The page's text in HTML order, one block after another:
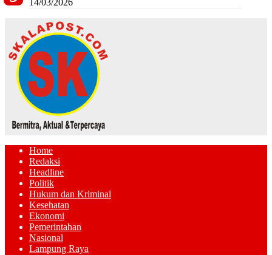
14/03/2026
Home
Redaksi
Headline
Politik
Hukum dan Kriminal
Kesehatan
Ekonomi
Pemerintahan
Nasional
Lampung Raya